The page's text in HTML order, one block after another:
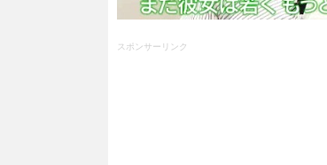
スポンサーリンク